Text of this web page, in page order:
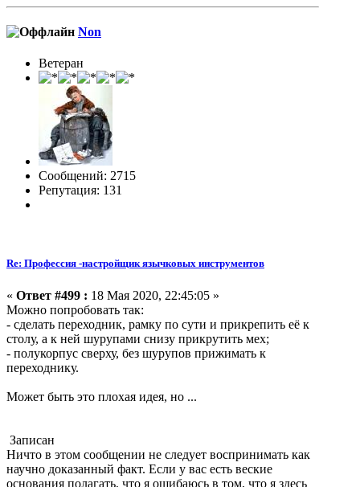
Non
Ветеран
Сообщений: 2715
Репутация: 131
Re: Профессия -настройщик язычковых инструментов
« Ответ #499 : 18 Мая 2020, 22:45:05 »
Можно попробовать так:
- сделать переходник, рамку по сути и прикрепить её к
столу, а к ней шурупами снизу прикрутить мех;
- полукорпус сверху, без шурупов прижимать к
переходнику.
Может быть это плохая идея, но ...
Записан
Ничто в этом сообщении не следует воспринимать как
научно доказанный факт. Если у вас есть веские
основания полагать, что я ошибаюсь в том, что я здесь